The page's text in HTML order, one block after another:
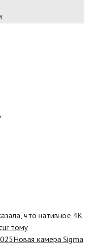
что нативное 4K
тому
Новая камера Sigma